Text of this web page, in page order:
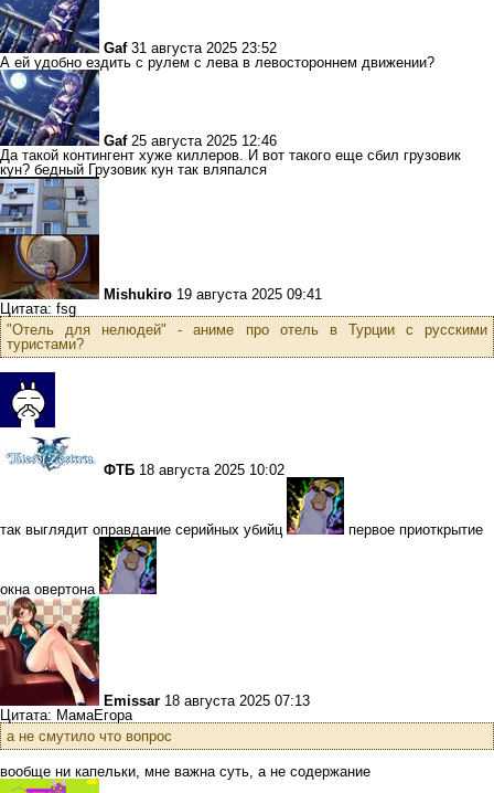
Gaf 31 августа 2025 23:52
А ей удобно ездить с рулем с лева в левостороннем движении?
Gaf 25 августа 2025 12:46
Да такой контингент хуже киллеров. И вот такого еще сбил грузовик
кун? бедный Грузовик кун так вляпался
Mishukiro 19 августа 2025 09:41
Цитата: fsg
"Отель для нелюдей" - аниме про отель в Турции с русскими
туристами?
ФТБ 18 августа 2025 10:02
так выглядит оправдание серийных убийц первое приоткрытие
окна овертона
Emissar 18 августа 2025 07:13
Цитата: МамаЕгора
а не смутило что вопрос
вообще ни капельки, мне важна суть, а не содержание